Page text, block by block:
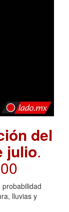
del
julio.
lluvias y